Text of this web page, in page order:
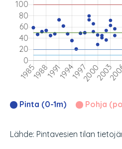
Pinta (0-1m) Pohja
Lähde: Pintavesien tilan